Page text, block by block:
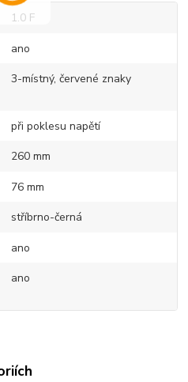
1.0 F
ano
3-místný, červené znaky
při poklesu napětí
260 mm
76 mm
stříbrno-černá
ano
ano